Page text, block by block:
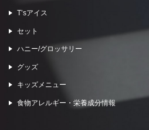
Tʼsアイス
セット
ハニー/グロッサリー
グッズ
キッズメニュー
食物アレルギー・栄養成分情報